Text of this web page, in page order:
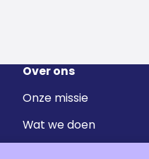
Over ons
Onze missie
Wat we doen